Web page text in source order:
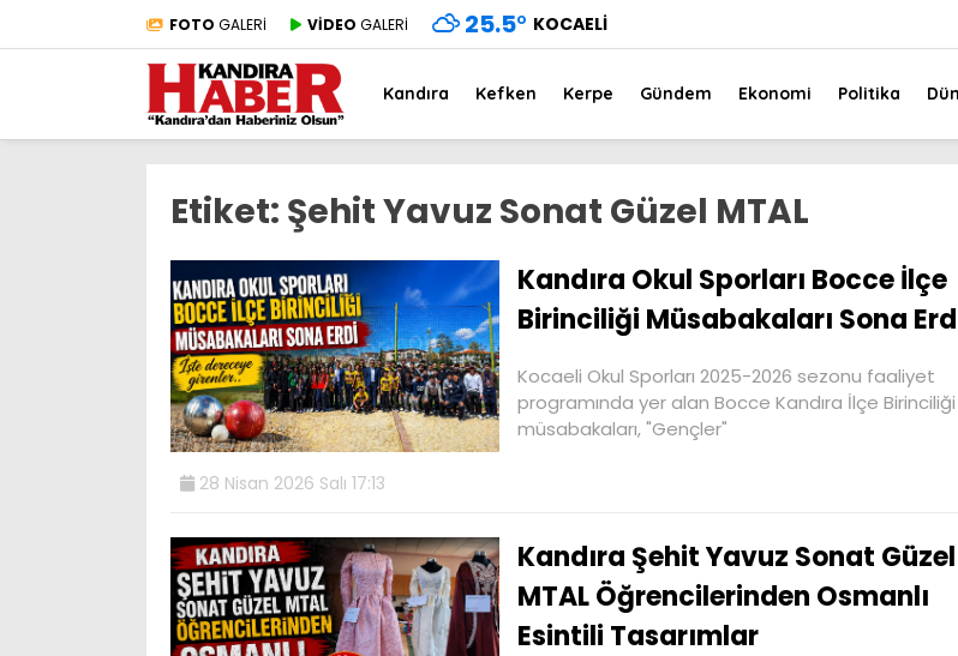
FOTO GALERİ VİDEO GALERİ 25.5° KOCAELI
Kandıra Kefken Kerpe Gündem Ekonomi Politika
Etiket: Şehit Yavuz Sonat Güzel MTAL
Kandıra Okul Sporları Bocce İlçe
Birinciliği Müsabakaları Sona
Kocaeli Okul Sporları 2025-2026 sezonu faaliyet
programında yer alan Bocce Kandıra İlçe Birinciliği
müsabakaları, "Gençler"
28 Nisan 2026 Salı 17:13
Kandıra Şehit Yavuz Sonat Güzel
MTAL Öğrencilerinden Osmanlı
Esintili Tasarımlar